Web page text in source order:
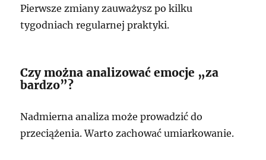
Pierwsze zmiany zauważysz po kilku
tygodniach regularnej praktyki.
Czy można analizować emocje „za
bardzo”?
Nadmierna analiza może prowadzić do
przeciążenia. Warto zachować umiarkowanie.